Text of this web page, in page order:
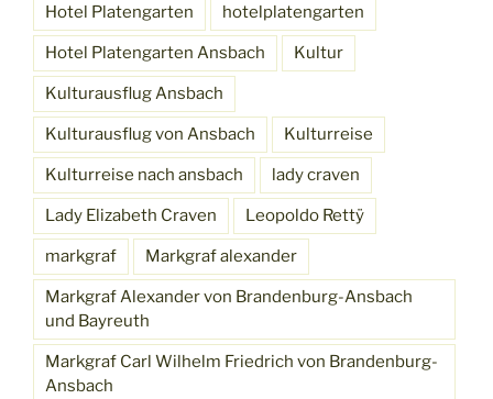
Hotel Platengarten hotelplatengarten
Hotel Platengarten Ansbach Kultur
Kulturausflug Ansbach
Kulturausflug von Ansbach Kulturreise
Kulturreise nach ansbach lady craven
Lady Elizabeth Craven Leopoldo Rettÿ
markgraf Markgraf alexander
Markgraf Alexander von Brandenburg-Ansbach
und Bayreuth
Markgraf Carl Wilhelm Friedrich von Brandenburg-
Ansbach